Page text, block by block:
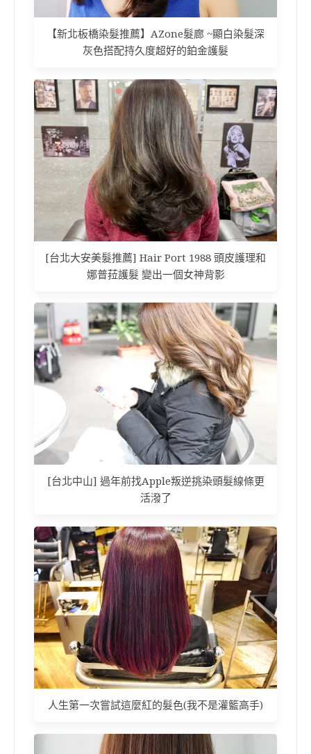
【新北板橋染髮推薦】AZone髮廊 ~顯白染髮深
灰色搭配持久度超好的鉑金護髮
[台北大安美髮推薦] Hair Port 1988 頭皮護理和
娜普菈護髮 變出一個女神背影
[台北中山] 過年前找Apple叛逆挑染頭髮線條更
活潑了
人生第一次嘗試這麼紅的髮色(我不是灌籃高手)